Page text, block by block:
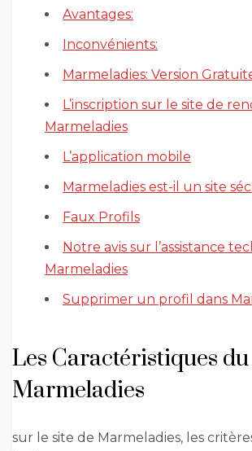
Avantages:
Inconvénients:
Marmeladies: Version
L’inscription sur le site de
Marmeladies
L’application mobile
Marmeladies est-il un site
Faux Profils
Notre avis sur l’assistance
Marmeladies
Supprimer un profil dans
Les Caractéristiques du
Marmeladies
sur le site de Marmeladies, les